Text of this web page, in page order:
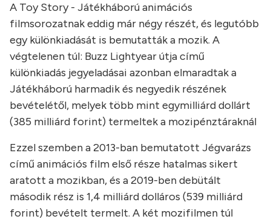
A Toy Story - Játékháború animációs
filmsorozatnak eddig már négy részét, és legutóbb
egy különkiadását is bemutatták a mozik. A
végtelenen túl: Buzz Lightyear útja című
különkiadás jegyeladásai azonban elmaradtak a
Játékháború harmadik és negyedik részének
bevételétől, melyek több mint egymilliárd dollárt
(385 milliárd forint) termeltek a mozipénztáraknál
Ezzel szemben a 2013-ban bemutatott Jégvarázs
című animációs film első része hatalmas sikert
aratott a mozikban, és a 2019-ben debütált
második rész is 1,4 milliárd dolláros (539 milliárd
forint) bevételt termelt. A két mozifilmen túl